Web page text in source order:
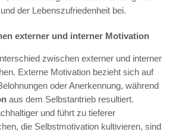
der Lebenszufriedenheit bei.
externer und interner Motivation
zwischen externer und interner
Externe Motivation bezieht sich auf
oder Anerkennung, während
aus dem Selbstantrieb resultiert.
und führt zu tieferer
die Selbstmotivation kultivieren, sind